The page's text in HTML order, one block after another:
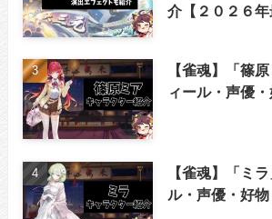
介【２０２６年
【雀魂】「篠
ィール・声優
【雀魂】「ミ
ル・声優・好